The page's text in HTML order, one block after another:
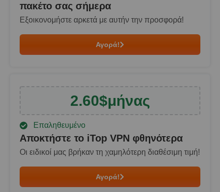
πακέτο σας σήμερα
Εξοικονομήστε αρκετά με αυτήν την προσφορά!
Αγορά!
2.60$μήνας
Επαληθευμένο
Αποκτήστε το iTop VPN φθηνότερα
Οι ειδικοί μας βρήκαν τη χαμηλότερη διαθέσιμη τιμή!
Αγορά!